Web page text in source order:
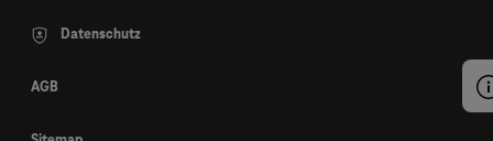
Datenschutz
AGB